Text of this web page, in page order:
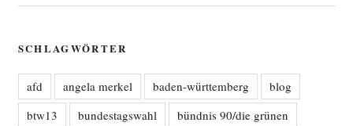
SCHLAGWÖRTER
afd angela merkel baden-württemberg
blog
btw13
bundestagswahl
bündnis 90/die grünen